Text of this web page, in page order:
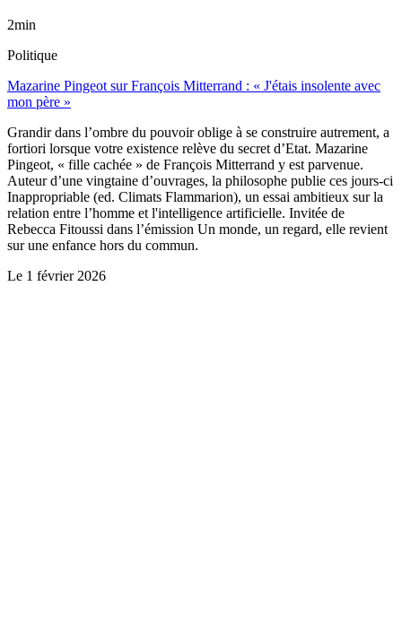
2min
Politique
Mazarine Pingeot sur François Mitterrand : « J'étais insolente avec
mon père »
Grandir dans l’ombre du pouvoir oblige à se construire autrement, a
fortiori lorsque votre existence relève du secret d’Etat. Mazarine
Pingeot, « fille cachée » de François Mitterrand y est parvenue.
Auteur d’une vingtaine d’ouvrages, la philosophe publie ces jours-ci
Inappropriable (ed. Climats Flammarion), un essai ambitieux sur la
relation entre l’homme et l'intelligence artificielle. Invitée de
Rebecca Fitoussi dans l’émission Un monde, un regard, elle revient
sur une enfance hors du commun.
Le 1 février 2026